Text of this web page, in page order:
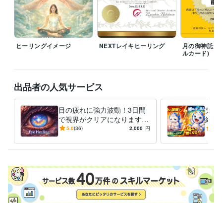
ヒーリングイメージ NEXTレイキヒーリング
月の御神託カ
ルカード)
出品者の人気サービス
目の疲れに強力波動！3日間
で視界がクリアになります
疲れ目に心地よい癒しの波動
5.0(36) 2,000 円
突然
経痛
み、